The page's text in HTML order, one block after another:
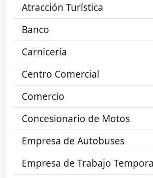
Atracción Turística
Banco
Carnicería
Centro Comercial
Comercio
Concesionario de Motos
Empresa de Autobuses
Empresa de Trabajo